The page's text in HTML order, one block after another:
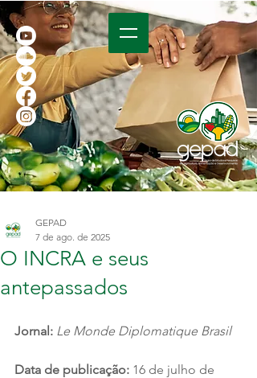
O INCRA e seus
antepassados
GEPAD
7 de ago. de 2025
Jornal: Le Monde Diplomatique Brasil
Data de publicação: 16 de julho de